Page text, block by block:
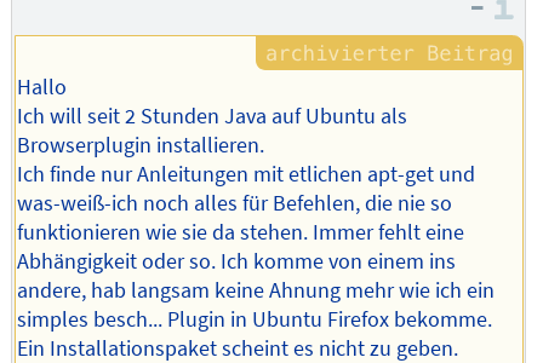
Hallo
Ich will seit 2 Stunden Java auf Ubuntu als
Browserplugin installieren.
Ich finde nur Anleitungen mit etlichen apt-get und
was-weiß-ich noch alles für Befehlen, die nie so
funktionieren wie sie da stehen. Immer fehlt eine
Abhängigkeit oder so. Ich komme von einem ins
andere, hab langsam keine Ahnung mehr wie ich ein
simples besch... Plugin in Ubuntu Firefox bekomme.
Ein Installationspaket scheint es nicht zu geben.